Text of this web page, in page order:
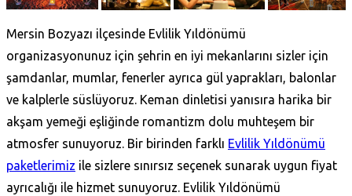
Mersin Bozyazı ilçesinde Evlilik Yıldönümü
organizasyonunuz için şehrin en iyi mekanlarını sizler için
şamdanlar, mumlar, fenerler ayrıca gül yaprakları, balonlar
ve kalplerle süslüyoruz. Keman dinletisi yanısıra harika bir
akşam yemeği eşliğinde romantizm dolu muhteşem bir
atmosfer sunuyoruz. Bir birinden farklı Evlilik Yıldönümü
paketlerimiz ile sizlere sınırsız seçenek sunarak uygun fiyat
ayrıcalığı ile hizmet sunuyoruz. Evlilik Yıldönümü